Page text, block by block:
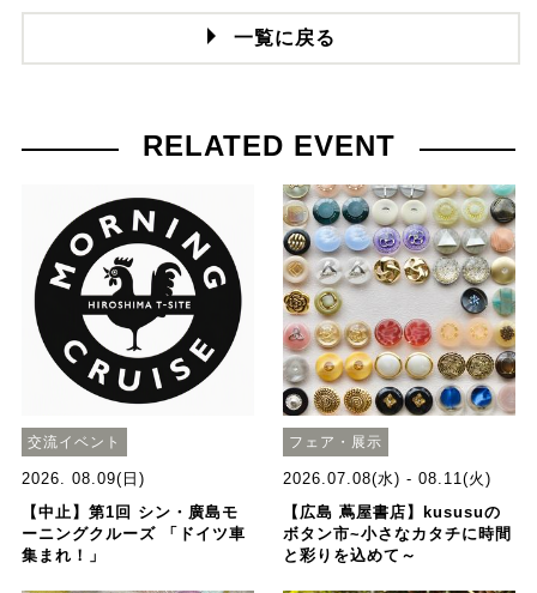
一覧に戻る
RELATED EVENT
交流イベント
2026. 08.09(日)
【中止】第1回 シン・廣島モ
ーニングクルーズ 「ドイツ車
集まれ！」
フェア・展示
2026.07.08(水) - 08.11(火)
【広島 蔦屋書店】kususuの
ボタン市~小さなカタチに時間
と彩りを込めて～